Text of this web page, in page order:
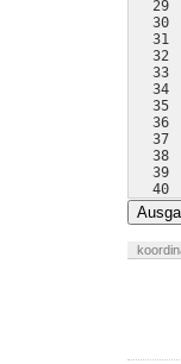
29
30
31
32
33
34
35
36
37
38
39
40
41